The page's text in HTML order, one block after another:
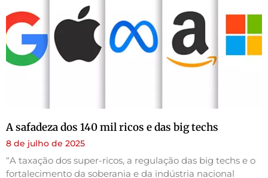
A safadeza dos 140 mil ricos e das big techs
8 de julho de 2025
“A taxação dos super-ricos, a regulação das big techs e o
fortalecimento da soberania e da indústria nacional